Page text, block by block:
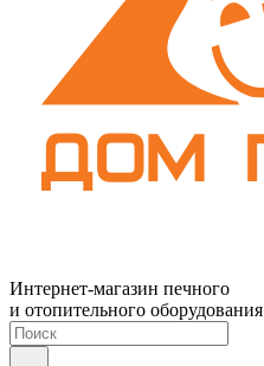
Интернет-магазин печного
и отопительного оборудования